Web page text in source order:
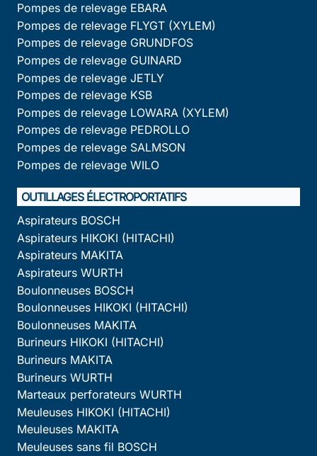
Pompes de relevage EBARA
Pompes de relevage FLYGT (XYLEM)
Pompes de relevage GRUNDFOS
Pompes de relevage GUINARD
Pompes de relevage JETLY
Pompes de relevage KSB
Pompes de relevage LOWARA (XYLEM)
Pompes de relevage PEDROLLO
Pompes de relevage SALMSON
Pompes de relevage WILO
OUTILLAGES ÉLECTROPORTATIFS
Aspirateurs BOSCH
Aspirateurs HIKOKI (HITACHI)
Aspirateurs MAKITA
Aspirateurs WURTH
Boulonneuses BOSCH
Boulonneuses HIKOKI (HITACHI)
Boulonneuses MAKITA
Burineurs HIKOKI (HITACHI)
Burineurs MAKITA
Burineurs WURTH
Marteaux perforateurs WURTH
Meuleuses HIKOKI (HITACHI)
Meuleuses MAKITA
Meuleuses sans fil BOSCH